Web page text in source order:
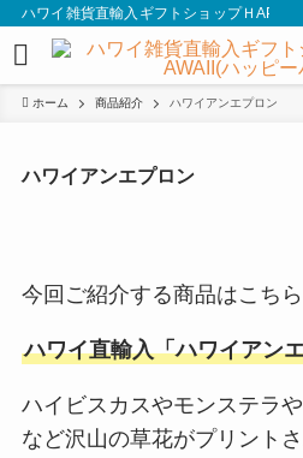
ハワイ雑貨直輸入ギフトショップＨAPPY
ホーム 商品紹介 ハワイアンエプロン
ハワイアンエプロン
今回ご紹介する商品はこちら
ハワイ直輸入「ハワイアン
ハイビスカスやモンステラ
など沢山の草花がプリント